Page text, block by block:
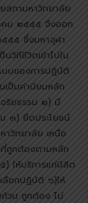
สภามหาวิทยาลัย
ม ๒๕๕๕ จึงออก
๕๕ ซึ่งมหาจุฬา
วิถีชีวิตเข้าไปใน
บบของการปฏิบัติ
ป็นค่านิยมหลัก
ริยธรรม ๒) มี
๓) ยึดประโยชน์
าวิทยาลัย เหนือ
ถูกต้องตามหลัก
) ให้บริการแก่นิสิต
ลือกปฏิบัติ ๖)ให้
ถ้วน ถูกต้อง ไม่